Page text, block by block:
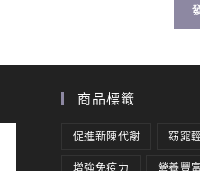
商品標籤
促進新陳代謝 窈窕
增強免疫力 營養豐富